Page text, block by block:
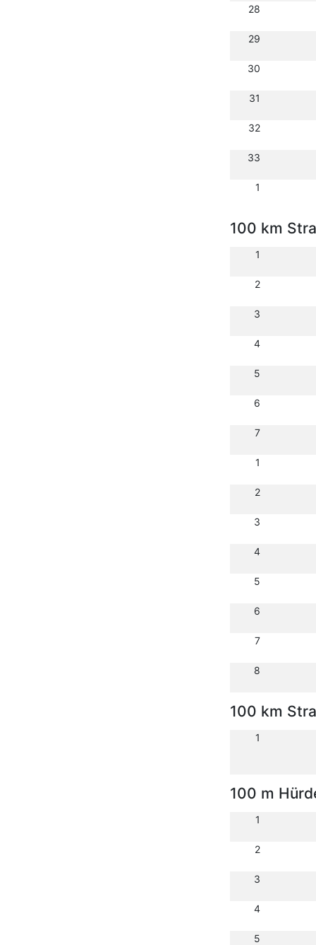
28
29
30
31
32
33
1
100 km
1
2
3
4
5
6
7
1
2
3
4
5
6
7
8
100 km
1
100 m
1
2
3
4
5